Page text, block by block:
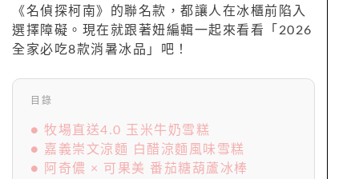
《名偵探柯南》的聯名款，都讓人在冰櫃前陷入
選擇障礙。現在就跟著妞編輯一起來看看「2026
全家必吃8款消暑冰品」吧！
目錄
● 牧場直送4.0 玉米牛奶雪糕
● 嘉義崇文涼麵 白醋涼麵風味雪糕
● 阿奇儂 × 可果美 番茄糖葫蘆冰棒